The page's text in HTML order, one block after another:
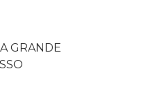
GRANDE